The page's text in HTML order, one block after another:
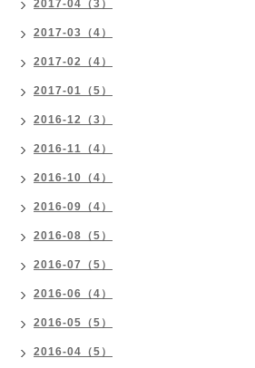
2017-04（3）
2017-03（4）
2017-02（4）
2017-01（5）
2016-12（3）
2016-11（4）
2016-10（4）
2016-09（4）
2016-08（5）
2016-07（5）
2016-06（4）
2016-05（5）
2016-04（5）